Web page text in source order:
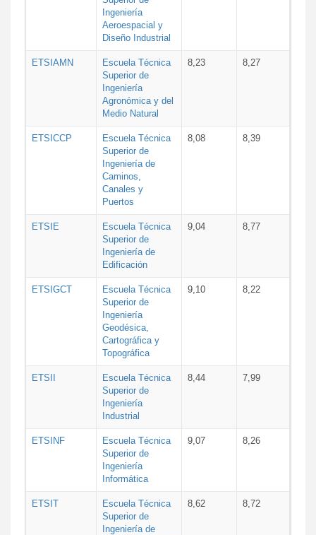
Ingeniería
Aeroespacial y
Diseño Industrial
ETSIAMN
Escuela Técnica
Superior de
Ingeniería
Agronómica y del
Medio Natural
8,23 8,27
ETSICCP
Escuela Técnica
Superior de
Ingeniería de
Caminos,
Canales y
Puertos
8,08 8,39
ETSIE
Escuela Técnica
Superior de
Ingeniería de
Edificación
9,04 8,77
ETSIGCT
Escuela Técnica
Superior de
Ingeniería
Geodésica,
Cartográfica y
Topográfica
9,10 8,22
ETSII
Escuela Técnica
Superior de
Ingeniería
Industrial
8,44 7,99
ETSINF
Escuela Técnica
Superior de
Ingeniería
Informática
9,07 8,26
ETSIT
Escuela Técnica
Superior de
Ingeniería de
8,62 8,72